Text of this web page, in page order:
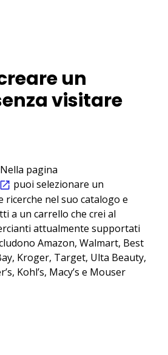
un
visitare
pagina
puoi selezionare un
ricerche nel suo catalogo e
a un carrello che crei al
attualmente supportati
Amazon, Walmart, Best
Kroger, Target, Ulta Beauty,
Kohl’s, Macy’s e Mouser